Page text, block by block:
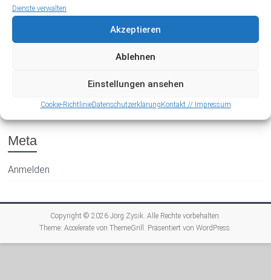
Dienste verwalten
Akzeptieren
Ablehnen
Einstellungen ansehen
Cookie-RichtlinieDatenschutzerklärung Kontakt // Impressum
Meta
Anmelden
Copyright © 2026 Jörg Zysik. Alle Rechte vorbehalten.
Theme: Acceleratevon ThemeGrill. Präsentiert von WordPress.